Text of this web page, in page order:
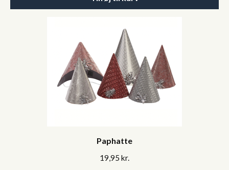
Paphatte
19,95 kr.